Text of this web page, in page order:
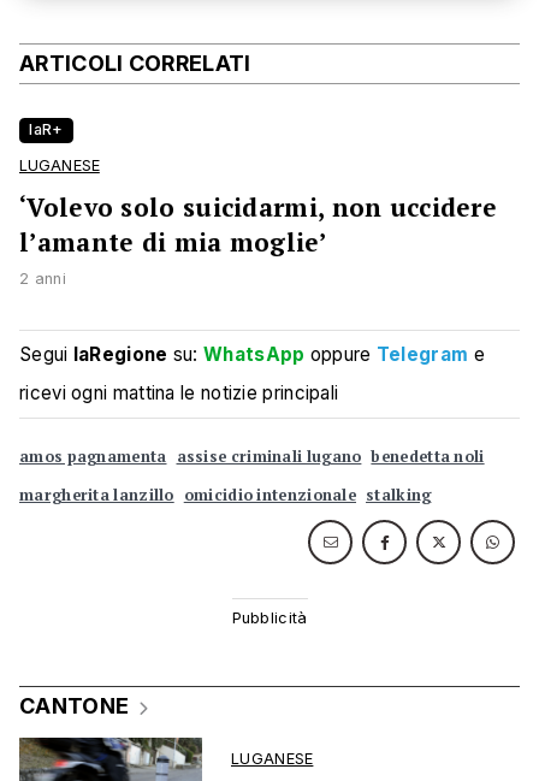
ARTICOLI CORRELATI
laR+
LUGANESE
‘Volevo solo suicidarmi, non uccidere
l’amante di mia moglie’
2 anni
Segui laRegione su:WhatsApp oppure Telegram e
ricevi ogni mattina le notizie principali
amos pagnamenta assise criminali lugano benedetta noli
margherita lanzillo omicidio intenzionale stalking
CANTONE
LUGANESE